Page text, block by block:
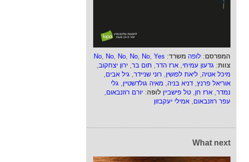
המפרסם: לופה משרד:
No, No, No, No, No, Yes
צוות: גדעון עמיחי, ארז הדר, תום בר, ירון יצחקוב,
מיכל אטיה, ליאת לפושין, רוני שניידר, גיל אבים,
אוריאל פרנץ, דניא בניה, מאיה גולדשטיין, גלי
נמדר, ארז חן, טל פישביין לופה: יורם רוזנבאום,
עפר רוזנבאום, אמילי יעקבזון
What next